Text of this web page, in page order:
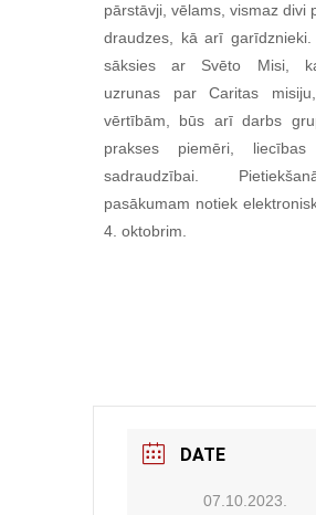
pārstāvji, vēlams, vismaz divi
draudzes, kā arī garīdznieki.
sāksies ar Svēto Misi,
uzrunas par Caritas
vērtībām, būs arī darbs
prakses piemēri,
sadraudzībai.
pasākumam notiek
4. oktobrim.
DATE
07.10.2023.